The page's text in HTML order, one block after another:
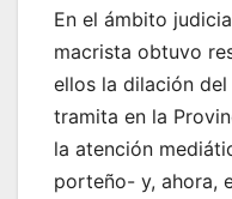
En el ámbito
macrista obtuvo
ellos la dilación
tramita en la
la atención
porteño- y, ahora,